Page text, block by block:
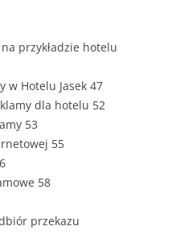
przykładzie hotelu
w Hotelu Jasek 47
dla hotelu 52
53
55
58
przekazu